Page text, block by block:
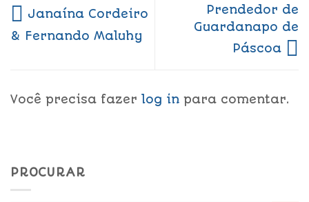
Janaína Cordeiro
& Fernando Maluhy
Prendedor de
Guardanapo de
Páscoa
Você precisa fazer log in para comentar.
PROCURAR